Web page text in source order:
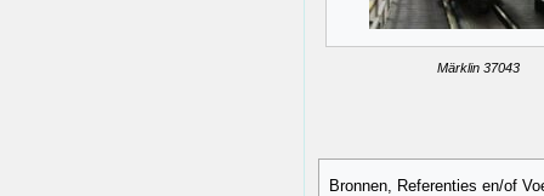
Märklin 37043
Bronnen, Referenties en/of